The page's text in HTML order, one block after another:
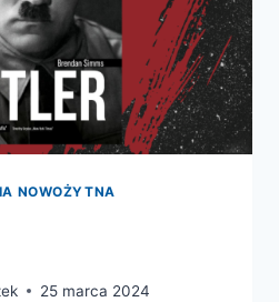
NOWOŻYTNA
25 marca 2024